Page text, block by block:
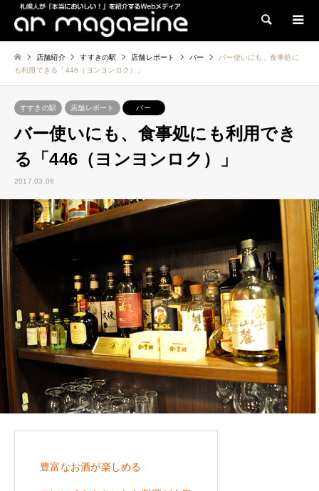
検索
店舗紹介 すすきの駅 店舗レポート バー
バー使いにも、食事処に
も利用できる「446（ヨンヨンロク）」
すすきの駅 店舗レポート バー
バー使いにも、食事処にも利用でき
る「446（ヨンヨンロク）」
2017.03.06
豊富なお酒が楽しめる